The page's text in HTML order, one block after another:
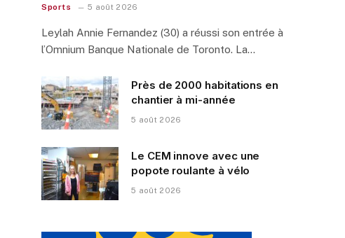
Sports 5 août 2026
Leylah Annie Fernandez (30) a réussi son entrée à
l’Omnium Banque Nationale de Toronto. La…
Près de 2000 habitations en
chantier à mi-année
5 août 2026
Le CEM innove avec une
popote roulante à vélo
5 août 2026